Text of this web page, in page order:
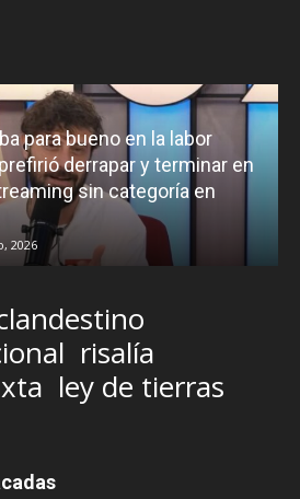
para bueno en la labor
derrapar y terminar en
sin categoría en
2026
risalía
ley de tierras